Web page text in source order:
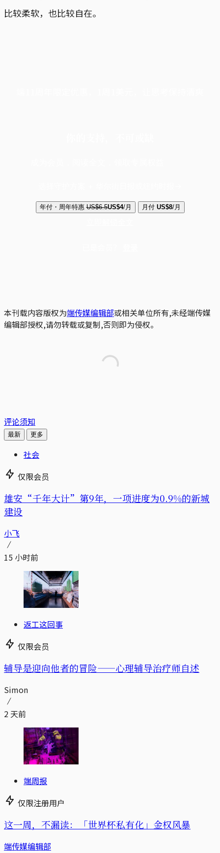
比较柔软，也比较自在。
年付・周年特惠 US$6.5US$4/月 月付 US$8/月
本刊载内容版权为端传媒编辑部或相关单位所有,未经端传媒
编辑部授权,请勿转载或复制,否则即为侵权。
评论须知
最新 更多
社会
仅限会员
雄安“千年大计”第9年，一项进度为0.9%的新城
建设
小飞
15 小时前
返工这回事
仅限会员
辅导是迎向他者的冒险——心理辅导治疗师自述
Simon
2 天前
端周报
仅限注册用户
这一周，不漏读：「世界杯私有化」金权风暴
端传媒编辑部